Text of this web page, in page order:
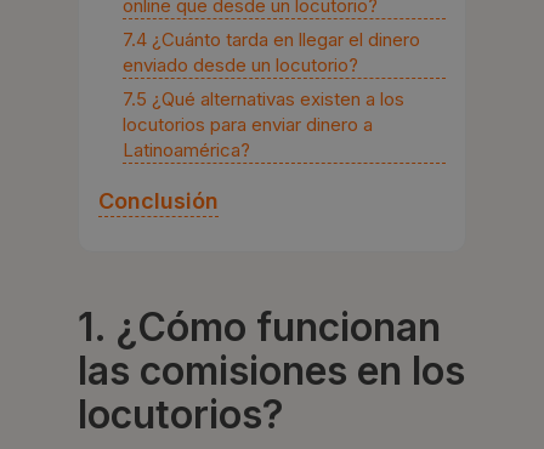
online que desde un locutorio?
7.4 ¿Cuánto tarda en llegar el dinero
enviado desde un locutorio?
7.5 ¿Qué alternativas existen a los
locutorios para enviar dinero a
Latinoamérica?
Conclusión
1. ¿Cómo funcionan
las comisiones en los
locutorios?